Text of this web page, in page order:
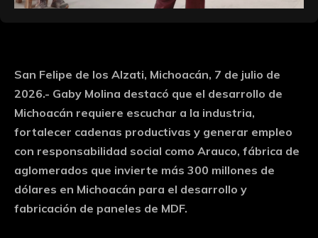
San Felipe de los Alzati, Michoacán, 7 de julio de
2026.- Gaby Molina destacó que el desarrollo de
Michoacán requiere escuchar a la industria,
fortalecer cadenas productivas y generar empleo
con responsabilidad social como Arauco, fábrica de
aglomerados que invierte más 300 millones de
dólares en Michoacán para el desarrollo y
fabricación de paneles de MDF.